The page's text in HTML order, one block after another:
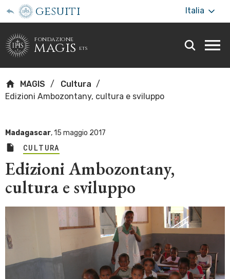
gesuiti Italia
fondazione
magis ets
MAGIS
Cultura
Edizioni Ambozontany, cultura e sviluppo
Madagascar,15 maggio 2017
CULTURA
Edizioni Ambozontany,
cultura e sviluppo